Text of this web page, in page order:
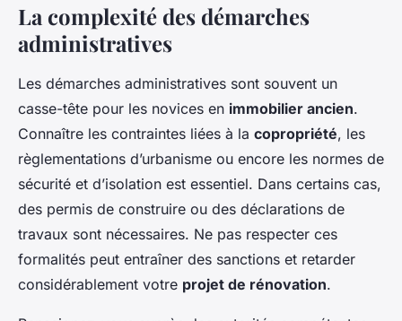
La complexité des démarches
administratives
Les démarches administratives sont souvent un
casse-tête pour les novices en immobilier ancien.
Connaître les contraintes liées à la copropriété, les
règlementations d’urbanisme ou encore les normes de
sécurité et d’isolation est essentiel. Dans certains cas,
des permis de construire ou des déclarations de
travaux sont nécessaires. Ne pas respecter ces
formalités peut entraîner des sanctions et retarder
considérablement votre projet de rénovation.